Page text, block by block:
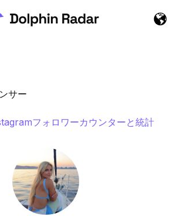
サー
フォロワーカウンターと統計